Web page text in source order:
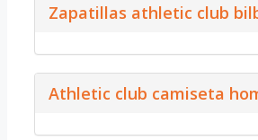
Zapatillas athletic club
Athletic club camiseta